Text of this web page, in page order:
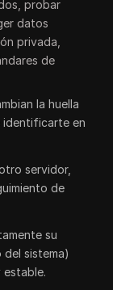
probar
datos
privada,
de
la huella
identificarte en
servidor,
de
su
sistema)
estable.